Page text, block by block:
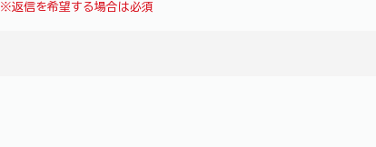
※返信を希望する場合は必須